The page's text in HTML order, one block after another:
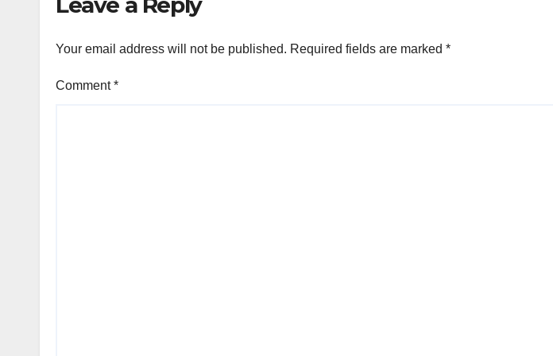
Your email address will not be published. Required fields are marked *
Comment*